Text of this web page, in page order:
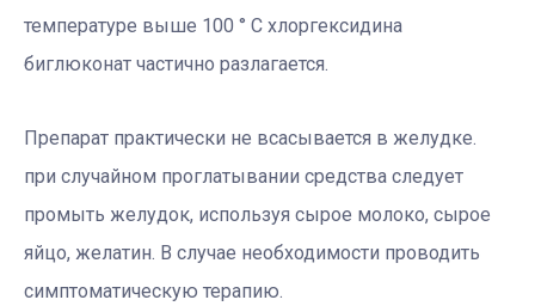
температуре выше 100 ° С хлоргексидина
биглюконат частично разлагается.
Препарат практически не всасывается в желудке.
при случайном проглатывании средства следует
промыть желудок, используя сырое молоко, сырое
яйцо, желатин. В случае необходимости проводить
симптоматическую терапию.